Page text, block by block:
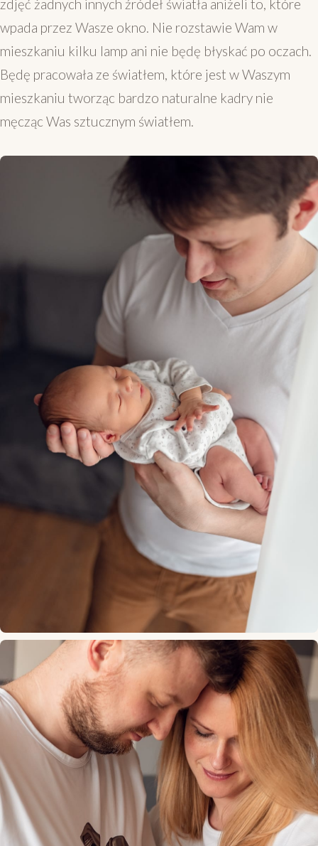
zdjęć żadnych innych źródeł światła aniżeli to, które
wpada przez Wasze okno. Nie rozstawie Wam w
mieszkaniu kilku lamp ani nie będę błyskać po oczach.
Będę pracowała ze światłem, które jest w Waszym
mieszkaniu tworząc bardzo naturalne kadry nie
męcząc Was sztucznym światłem.